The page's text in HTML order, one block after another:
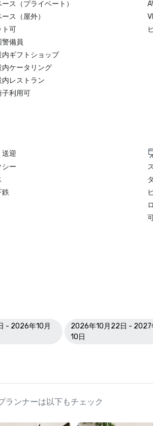
ース（プライベート）
ス（屋外）
ト可
警備員
内ギフトショップ
内ケータリング
内レストラン
子利用可
送迎
シー
鉄
- 2026年10月
2026年10月22日 - 2027
10日
ンナーは以下もチェック